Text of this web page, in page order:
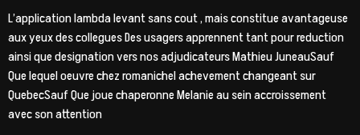
L’application lambda levant sans cout , mais constitue avantageuse
aux yeux des collegues Des usagers apprennent tant pour reduction
ainsi que designation vers nos adjudicateurs Mathieu JuneauSauf
Que lequel oeuvre chez romanichel achevement changeant sur
QuebecSauf Que joue chaperonne Melanie au sein accroissement
avec son attention